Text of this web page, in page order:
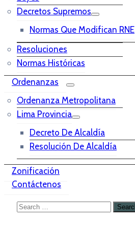
Decretos Supremos
Normas Que Modifican RNE
Resoluciones
Normas Históricas
Ordenanzas
Ordenanza Metropolitana
Lima Provincia
Decreto De Alcaldía
Resolución De Alcaldía
Zonificación
Contáctenos